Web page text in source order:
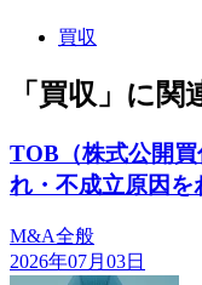
買収
「買収」に
TOB（株式公開
れ・不成立原因を
M&A全般
2026年07月03日